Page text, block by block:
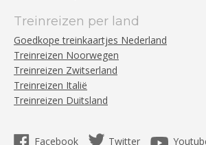
Treinreizen per land
Goedkope treinkaartjes Nederland
Treinreizen Noorwegen
Treinreizen Zwitserland
Treinreizen Italië
Treinreizen Duitsland
Facebook Twitter